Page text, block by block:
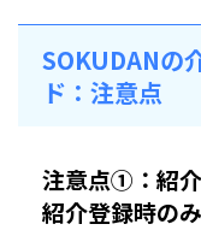
SOKUDANの
ド：注意点
注意点①：紹
紹介登録時のみ